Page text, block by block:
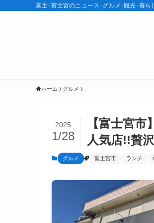
富士･富士宮のニュース･グルメ･観光･暮
ホーム グルメ
【富士宮
人気店!!贅
2025
1/28
グルメ 富士宮市 ランチ